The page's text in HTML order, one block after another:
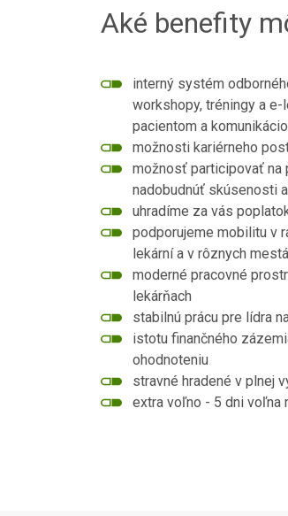
Aké benefity
interný systém
workshopy, tréningy a
pacientom a
možnosti kariérneho
možnosť participovať na
nadobudnúť skúsenosti
uhradíme za vás
podporujeme mobilitu v
lekární a v rôznych
moderné pracovné
lekárňach
stabilnú prácu pre lídra
istotu finančného
ohodnoteniu
stravné hradené v plnej
extra voľno - 5 dni voľna